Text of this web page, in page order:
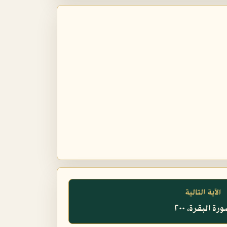
الآية التالية
البقرة، ٢٠٠